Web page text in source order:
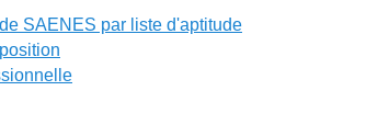
SAENES par liste d'aptitude